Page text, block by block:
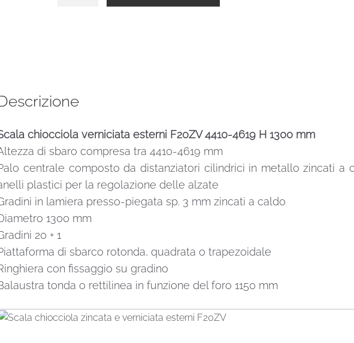
1300
quantità
chiocciola verniciata esterni F20ZV 4410-4619 H 1300 mm
di sbaro compresa tra 4410-4619 mm
centrale composto da distanziatori cilindrici in metallo zincati a
plastici per la regolazione delle alzate
in lamiera presso-piegata sp. 3 mm zincati a caldo
1300 mm
20 + 1
di sbarco rotonda, quadrata o trapezoidale
con fissaggio su gradino
tonda o rettilinea in funzione del foro 1150 mm